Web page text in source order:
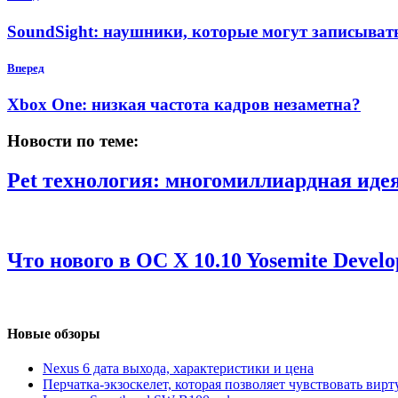
SoundSight: наушники, которые могут
Вперед
Xbox One: низкая частота кадров незаметна?
Новости по теме:
Pet технология: многомиллиардная
Что нового в OС X 10.10 Yosemite
Новые обзоры
Nexus 6 дата выхода, характеристики и цена
Перчатка-экзоскелет, которая позволяет чувствовать